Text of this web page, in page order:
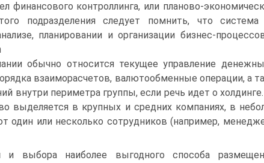
финансового контроллинга, или планово-
подразделения следует помнить, что система
планировании и организации бизнес-
обычно относится текущее управление
взаиморасчетов, валютообменные операции, а
внутри периметра группы, если речь идет о
выделяется в крупных и средних компаниях, в
или несколько сотрудников (например,
и выбора наиболее выгодного способа